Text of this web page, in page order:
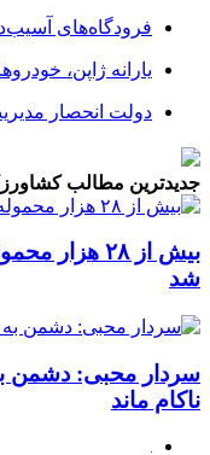
فرودگاه‌های
یارانه ژاپن،
دولت انحصار
جدیدترین مطالب
بیش از ۲۸
شد
سردار محبی: دشمن
ناکام ماند